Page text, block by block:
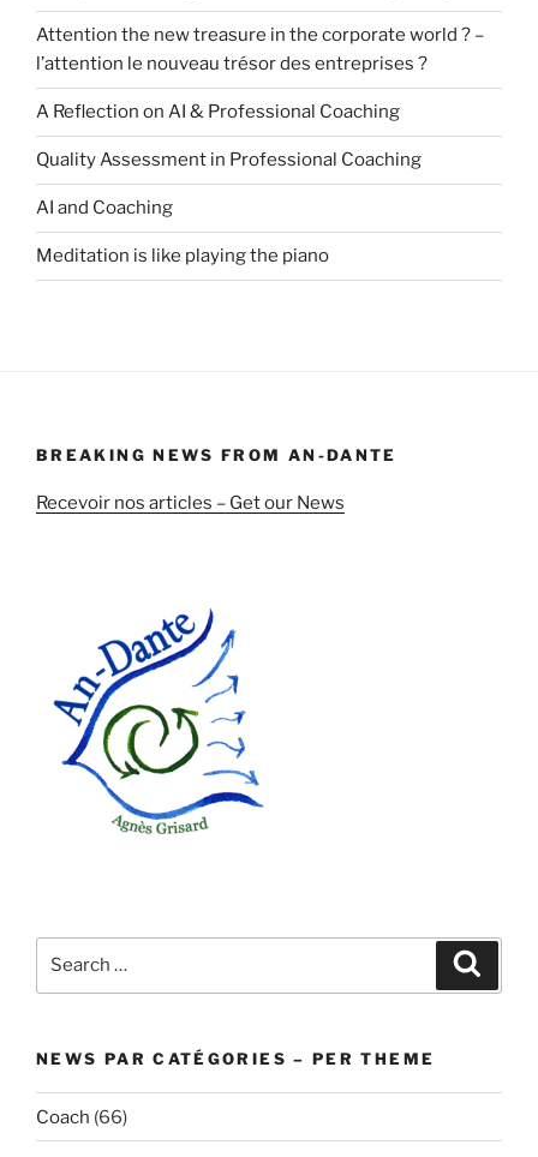
Attention the new treasure in the corporate world ? –
l’attention le nouveau trésor des entreprises ?
A Reflection on AI & Professional Coaching
Quality Assessment in Professional Coaching
AI and Coaching
Meditation is like playing the piano
BREAKING NEWS FROM AN-DANTE
Recevoir nos articles – Get our News
NEWS PAR CATÉGORIES – PER THEME
Coach (66)